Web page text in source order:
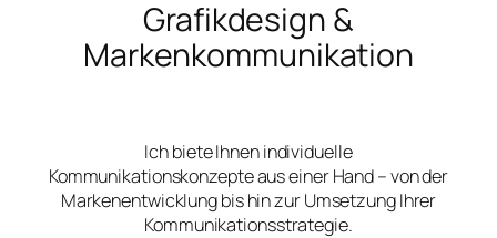
Grafikdesign &
Markenkommunikation
Ich biete Ihnen individuelle
Kommunikationskonzepte aus einer Hand – von der
Markenentwicklung bis hin zur Umsetzung Ihrer
Kommunikationsstrategie.